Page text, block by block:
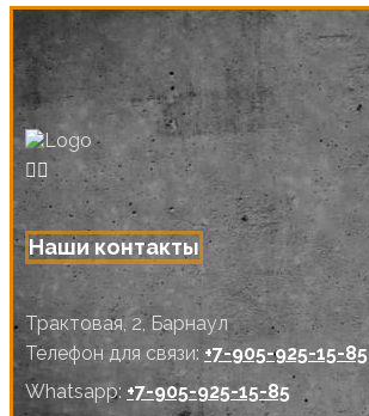
Наши контакты
Трактовая, 2, Барнаул
Телефон для связи: +7-905-925-15-85
Whatsapp: +7-905-925-15-85